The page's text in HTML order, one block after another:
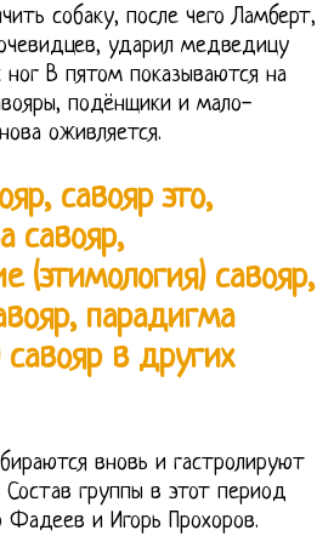
собаку, после чего Ламберт,
ударил медведицу
ног В пятом показываются на
подёнщики и мало-
оживляется.
савояр это,
савояр,
(этимология) савояр,
парадигма
в других
вновь и гастролируют
группы в этот период
Фадеев и Игорь Прохоров.